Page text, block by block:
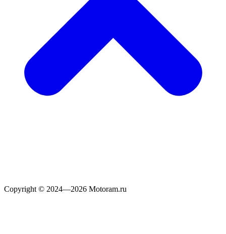
Copyright © 2024—2026 Motoram.ru